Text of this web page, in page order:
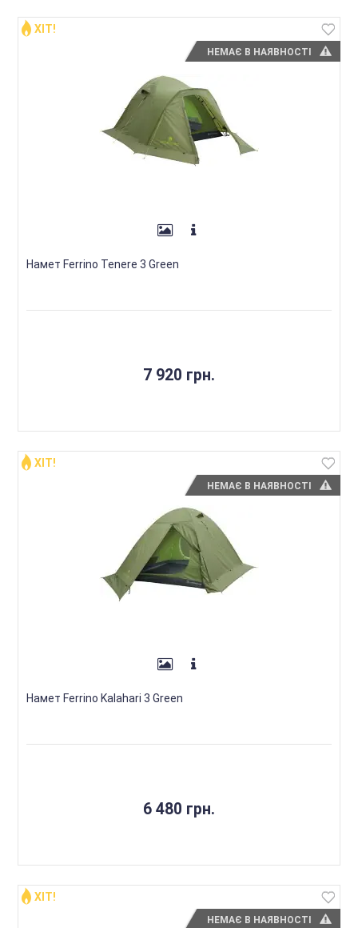
НЕМАЄ В НАЯВНОСТІ
ХІТ!
Намет Ferrino Tenere 3 Green
7 920 грн.
НЕМАЄ В НАЯВНОСТІ
ХІТ!
Намет Ferrino Kalahari 3 Green
6 480 грн.
НЕМАЄ В НАЯВНОСТІ
ХІТ!